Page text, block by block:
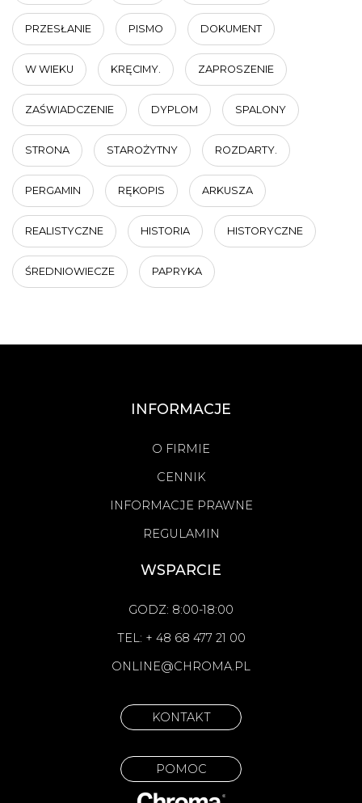
PRZESŁANIE PISMO DOKUMENT
W WIEKU KRĘCIMY. ZAPROSZENIE
ZAŚWIADCZENIE DYPLOM SPALONY
STRONA STAROŻYTNY ROZDARTY.
PERGAMIN RĘKOPIS ARKUSZA
REALISTYCZNE HISTORIA HISTORYCZNE
ŚREDNIOWIECZE PAPRYKA
INFORMACJE
O FIRMIE
CENNIK
INFORMACJE PRAWNE
REGULAMIN
WSPARCIE
GODZ: 8:00-18:00
TEL: + 48 68 477 21 00
ONLINE@CHROMA.PL
KONTAKT
POMOC